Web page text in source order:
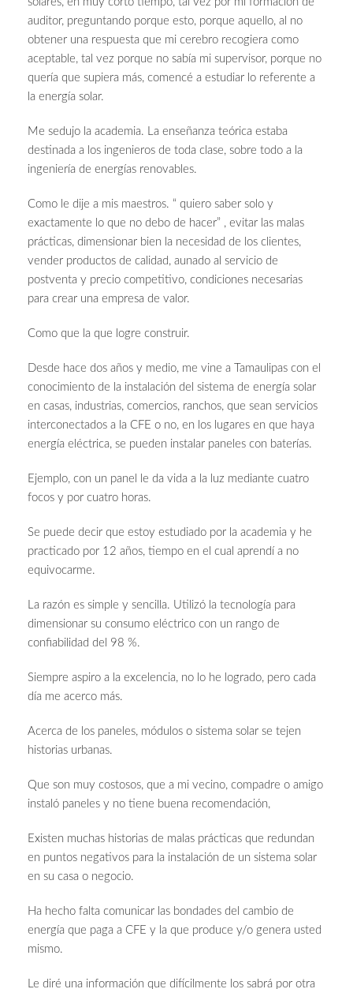
auditor, preguntando porque esto, porque aquello, al no
obtener una respuesta que mi cerebro recogiera como
aceptable, tal vez porque no sabía mi supervisor, porque no
quería que supiera más, comencé a estudiar lo referente a
la energía solar.
Me sedujo la academia. La enseñanza teórica estaba
destinada a los ingenieros de toda clase, sobre todo a la
ingeniería de energías renovables.
Como le dije a mis maestros. “ quiero saber solo y
exactamente lo que no debo de hacer” , evitar las malas
prácticas, dimensionar bien la necesidad de los clientes,
vender productos de calidad, aunado al servicio de
postventa y precio competitivo, condiciones necesarias
para crear una empresa de valor.
Como que la que logre construir.
Desde hace dos años y medio, me vine a Tamaulipas con el
conocimiento de la instalación del sistema de energía solar
en casas, industrias, comercios, ranchos, que sean servicios
interconectados a la CFE o no, en los lugares en que haya
energía eléctrica, se pueden instalar paneles con baterías.
Ejemplo, con un panel le da vida a la luz mediante cuatro
focos y por cuatro horas.
Se puede decir que estoy estudiado por la academia y he
practicado por 12 años, tiempo en el cual aprendí a no
equivocarme.
La razón es simple y sencilla. Utilizó la tecnología para
dimensionar su consumo eléctrico con un rango de
confiabilidad del 98 %.
Siempre aspiro a la excelencia, no lo he logrado, pero cada
día me acerco más.
Acerca de los paneles, módulos o sistema solar se tejen
historias urbanas.
Que son muy costosos, que a mi vecino, compadre o amigo
instaló paneles y no tiene buena recomendación,
Existen muchas historias de malas prácticas que redundan
en puntos negativos para la instalación de un sistema solar
en su casa o negocio.
Ha hecho falta comunicar las bondades del cambio de
energía que paga a CFE y la que produce y/o genera usted
mismo.
Le diré una información que difícilmente los sabrá por otra